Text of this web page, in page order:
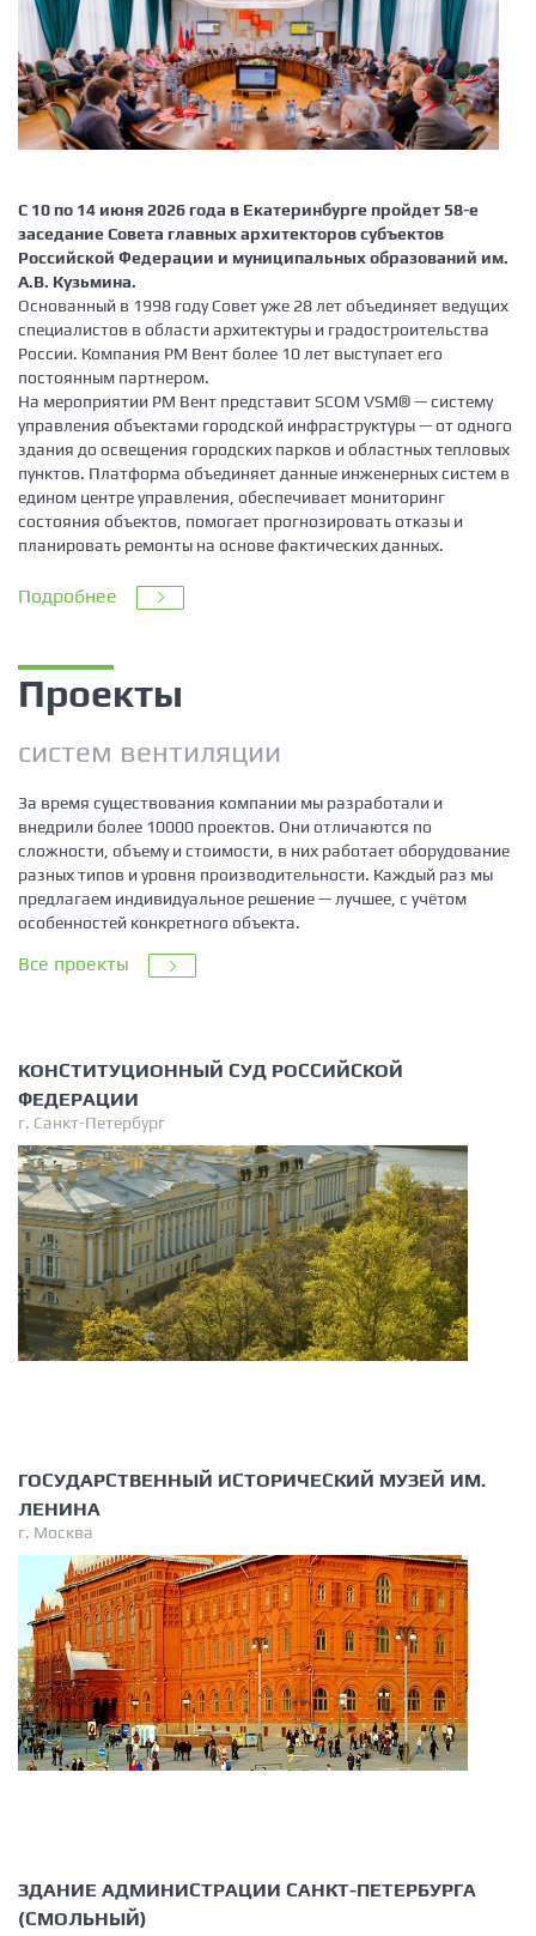
С 10 по 14 июня 2026 года в Екатеринбурге пройдет 58-е
заседание Совета главных архитекторов субъектов
Российской Федерации и муниципальных образований им.
А.В. Кузьмина.
Основанный в 1998 году Совет уже 28 лет объединяет ведущих
специалистов в области архитектуры и градостроительства
России. Компания РМ Вент более 10 лет выступает его
постоянным партнером.
На мероприятии РМ Вент представит SCOM VSM® — систему
управления объектами городской инфраструктуры — от одного
здания до освещения городских парков и областных тепловых
пунктов. Платформа объединяет данные инженерных систем в
едином центре управления, обеспечивает мониторинг
состояния объектов, помогает прогнозировать отказы и
планировать ремонты на основе фактических данных.
Подробнее
Проекты
cистем вентиляции
За время существования компании мы разработали и
внедрили более 10000 проектов. Они отличаются по
сложности, объему и стоимости, в них работает оборудование
разных типов и уровня производительности. Каждый раз мы
предлагаем индивидуальное решение — лучшее, с учётом
особенностей конкретного объекта.
Все проекты
КОНСТИТУЦИОННЫЙ СУД РОССИЙСКОЙ
ФЕДЕРАЦИИ
г. Санкт-Петербург
ГОСУДАРСТВЕННЫЙ ИСТОРИЧЕСКИЙ МУЗЕЙ ИМ.
ЛЕНИНА
г. Москва
ЗДАНИЕ АДМИНИСТРАЦИИ САНКТ-ПЕТЕРБУРГА
(СМОЛЬНЫЙ)